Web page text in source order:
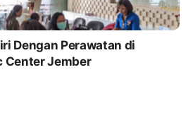
Dengan Perawatan di
Center Jember